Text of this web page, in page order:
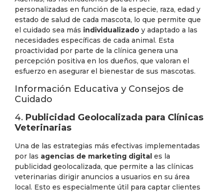
personalizadas en función de la especie, raza, edad y
estado de salud de cada mascota, lo que permite que
el cuidado sea más individualizado y adaptado a las
necesidades específicas de cada animal. Esta
proactividad por parte de la clínica genera una
percepción positiva en los dueños, que valoran el
esfuerzo en asegurar el bienestar de sus mascotas.
Información Educativa y Consejos de
Cuidado
4. Publicidad Geolocalizada para Clínicas
Veterinarias
Una de las estrategias más efectivas implementadas
por las agencias de marketing digital es la
publicidad geolocalizada, que permite a las clínicas
veterinarias dirigir anuncios a usuarios en su área
local. Esto es especialmente útil para captar clientes